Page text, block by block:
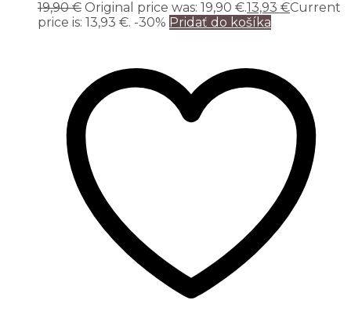
19,90€ Original price was: 19,90 €.13,93 €Current
price is: 13,93 €. -30% Pridať do košíka